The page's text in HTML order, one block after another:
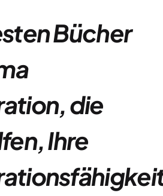
Bücher
die
Ihre